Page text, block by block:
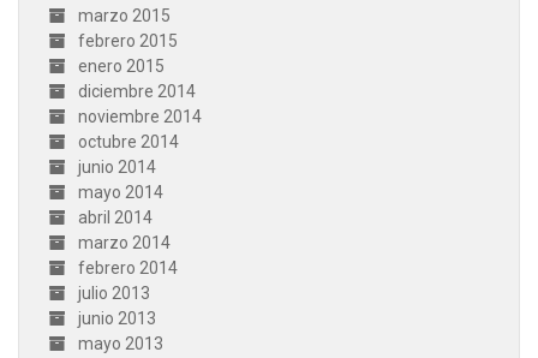
marzo 2015
febrero 2015
enero 2015
diciembre 2014
noviembre 2014
octubre 2014
junio 2014
mayo 2014
abril 2014
marzo 2014
febrero 2014
julio 2013
junio 2013
mayo 2013